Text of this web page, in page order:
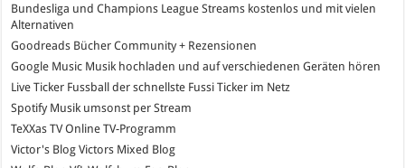
Bundesliga und Champions League Streams kostenlos und mit vielen
Alternativen
Goodreads Bücher Community + Rezensionen
Google Music Musik hochladen und auf verschiedenen Geräten hören
Live Ticker Fussball
der schnellste Fussi Ticker im Netz
SpotifyMusik umsonst per Stream
TeXXas TVOnline TV-Programm
Victor's Blog Victors Mixed Blog